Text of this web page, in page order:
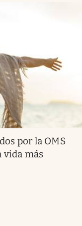
por la OMS
vida más